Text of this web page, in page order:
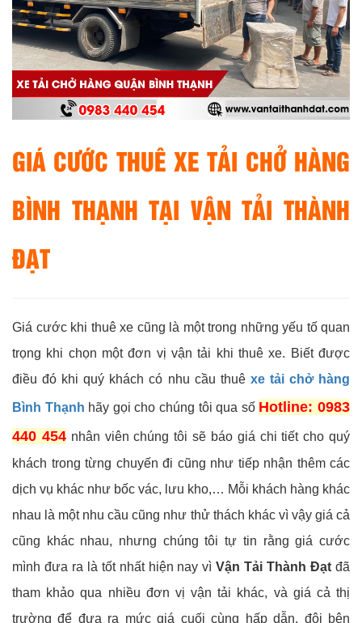
GIÁ CƯỚC THUÊ XE TẢI CHỞ HÀNG
BÌNH THẠNH TẠI VẬN TẢI THÀNH
ĐẠT
Giá cước khi thuê xe cũng là một trong những yếu tố quan
trọng khi chọn một đơn vị vận tải khi thuê xe. Biết được
điều đó khi quý khách có nhu cầu thuê xe tải chở hàng
Bình Thạnh hãy gọi cho chúng tôi qua số Hotline: 0983
440 454nhân viên chúng tôi sẽ báo giá chi tiết cho quý
khách trong từng chuyến đi cũng như tiếp nhận thêm các
dịch vụ khác như bốc vác, lưu kho,… Mỗi khách hàng khác
nhau là một nhu cầu cũng như thử thách khác vì vậy giá cả
cũng khác nhau, nhưng chúng tôi tự tin rằng giá cước
mình đưa ra là tốt nhất hiện nay vìVận Tải Thành Đạt đã
tham khảo qua nhiều đơn vị vận tải khác, và giá cả thị
trường để đưa ra mức giá cuối cùng hấp dẫn, đôi bên